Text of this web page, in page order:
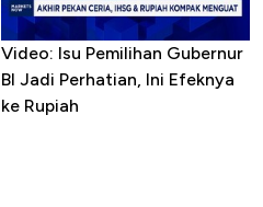
Video: Isu Pemilihan Gubernur
BI Jadi Perhatian, Ini Efeknya
ke Rupiah